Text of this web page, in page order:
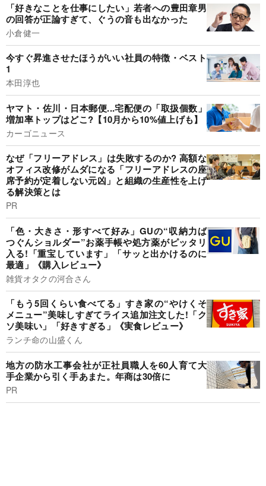
「好きなことを仕事にしたい」若者への豊田章男
の回答が正論すぎて、ぐうの音も出なかった
小倉健一
今すぐ昇進させたほうがいい社員の特徴・ベスト
1
本田淳也
ヤマト・佐川・日本郵便...宅配便の「取扱個数」
増加率トップはどこ?【10月から10%値上げも】
カーゴニュース
なぜ「フリーアドレス」は失敗するのか? 高額な
オフィス改修がムダになる「フリーアドレスの座
席予約が定着しない元凶」と組織の生産性を上げ
る解決策とは
PR
「色・大きさ・形すべて好み」GUの“収納力ば
つぐんショルダー”お薬手帳や処方薬がピッタリ
入る!「重宝しています」「サッと出かけるのに
最適」《購入レビュー》
雑貨オタクの河合さん
「もう5回くらい食べてる」すき家の“やけくそ
メニュー”美味しすぎてライス追加注文した!「ク
ソ美味い」「好きすぎる」《実食レビュー》
ランチ命の山盛くん
地方の防水工事会社が正社員職人を60人育て大
手企業から引く手あまた。年商は30倍に
PR